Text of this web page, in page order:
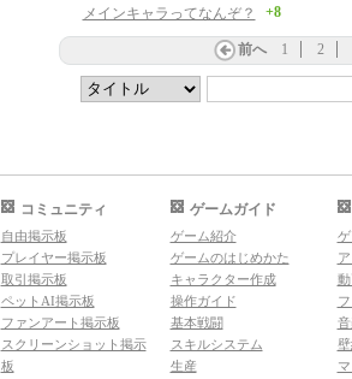
メインキャラってなんぞ？ +8
前へ 1 2
コミュニティ
自由掲示板
プレイヤー掲示板
取引掲示板
ペットAI掲示板
ファンアート掲示板
スクリーンショット掲示
板
ゲームガイド
ゲーム紹介
ゲームのはじめかた
キャラクター作成
操作ガイド
基本戦闘
スキルシステム
生産